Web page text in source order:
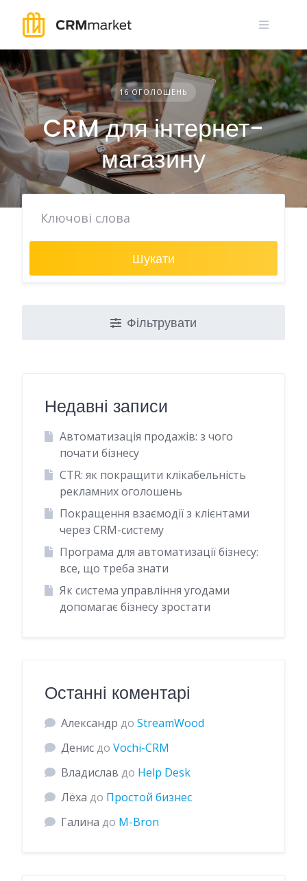
content
16 ОГОЛОШЕНЬ
CRM для інтернет-
магазину
Шукати
Фільтрувати
Недавні записи
Автоматизація продажів: з чого
почати бізнесу
CTR: як покращити клікабельність
рекламних оголошень
Покращення взаємодії з клієнтами
через CRM-систему
Програма для автоматизації бізнесу:
все, що треба знати
Як система управління угодами
допомагає бізнесу зростати
Останні коментарі
Александр до StreamWood
Денисдо Vochi-CRM
Владислав до Help Desk
Лёха до Простой бизнес
Галина до M-Bron